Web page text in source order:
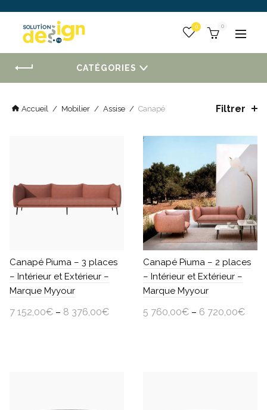
0
:
CATÉGORIES
Accueil / Mobilier / Assise / Canapé Filtrer
Canapé Piuma – 3 places
– Intérieur et Extérieur –
Marque Myyour
7 152,00€ – 8 376,00€
Canapé Piuma – 2 places
– Intérieur et Extérieur –
Marque Myyour
5 760,00€ – 6 720,00€